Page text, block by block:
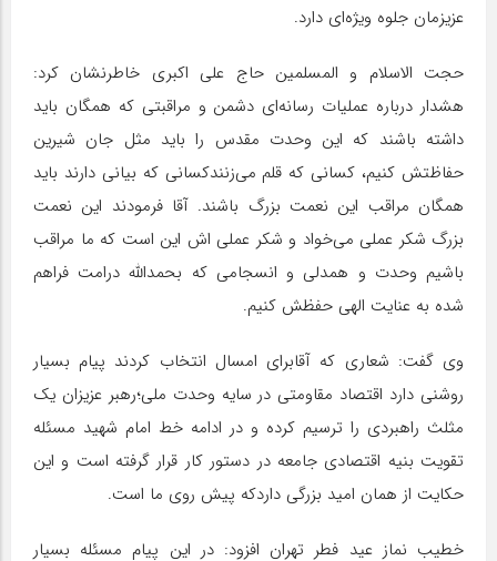
عزیزمان جلوه ویژه‌ای دارد.
حجت الاسلام و المسلمین حاج علی اکبری خاطرنشان کرد:
هشدار درباره عملیات رسانه‌ای دشمن و مراقبتی که همگان باید
داشته باشند که این وحدت مقدس را باید مثل جان شیرین
حفاظتش کنیم، کسانی که قلم می‌زنندکسانی که بیانی دارند باید
همگان مراقب این نعمت بزرگ باشند. آقا فرمودند این نعمت
بزرگ شکر عملی می‌خواد و شکر عملی اش این است که ما مراقب
باشیم وحدت و همدلی و انسجامی که بحمدالله درامت فراهم
شده به عنایت الهی حفظش کنیم.
وی گفت: شعاری که آقابرای امسال انتخاب کردند پیام بسیار
روشنی دارد اقتصاد مقاومتی در سایه وحدت ملی؛رهبر عزیزان یک
مثلث راهبردی را ترسیم کرده و در ادامه خط امام شهید مسئله
تقویت بنیه اقتصادی جامعه در دستور کار قرار گرفته است و این
حکایت از همان امید بزرگی داردکه پیش روی ما است.
خطیب نماز عید فطر تهران افزود: در این پیام مسئله بسیار